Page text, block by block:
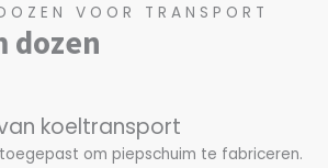
VOOR TRANSPORT
dozen
koeltransport
om piepschuim te fabriceren.